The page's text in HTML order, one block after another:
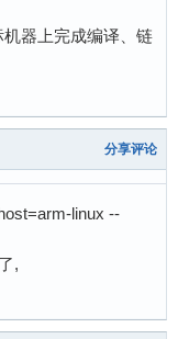
器上完成编译、链
分享评论
linux --
,